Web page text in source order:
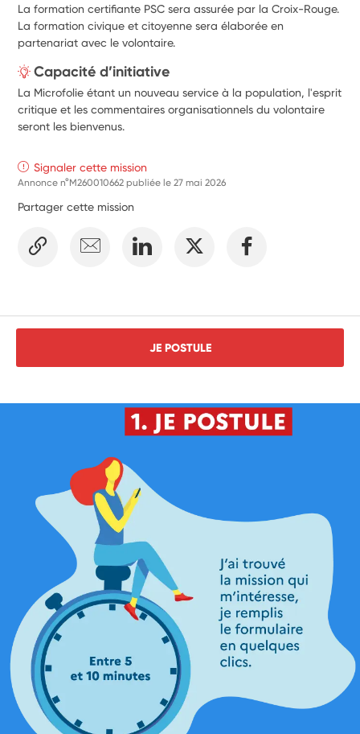
dimension numérique de la mission du volontaire n’est pas
aujourd’hui portée par les agents. En effet, le dispositif Micro-
Folie est nouveau pour la commune, sa mise en œuvre
d'expérimenter avec les membres actuels du service.
La formation certifiante PSC sera assurée par la Croix-Rouge.
La formation civique et citoyenne sera élaborée en
partenariat avec le volontaire.
Capacité d’initiative
La Microfolie étant un nouveau service à la population, l'esprit
critique et les commentaires organisationnels du volontaire
seront les bienvenus.
Signaler cette mission
Annonce n°M260010662 publiée le27 mai 2026
Partager cette mission
JE POSTULE